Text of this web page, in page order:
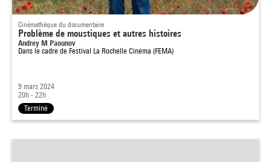
Cinémathèque du documentaire
Problème de moustiques et autres histoires
Andrey M Paounov
Dans le cadre de Festival La Rochelle Cinéma (FEMA)
9 mars 2024
20h - 22h
Terminé